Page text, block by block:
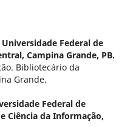
Universidade Federal de
Campina Grande, PB.
Bibliotecário da
Grande.
Federal de
Ciência da Informação,